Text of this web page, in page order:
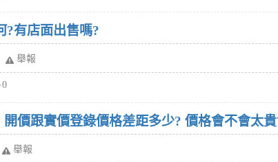
?有店面出售嗎?
舉報
0
板橋嘉潤青翠評價，格局如何? 開價跟實價登錄價格差距多少? 價格會不
舉報